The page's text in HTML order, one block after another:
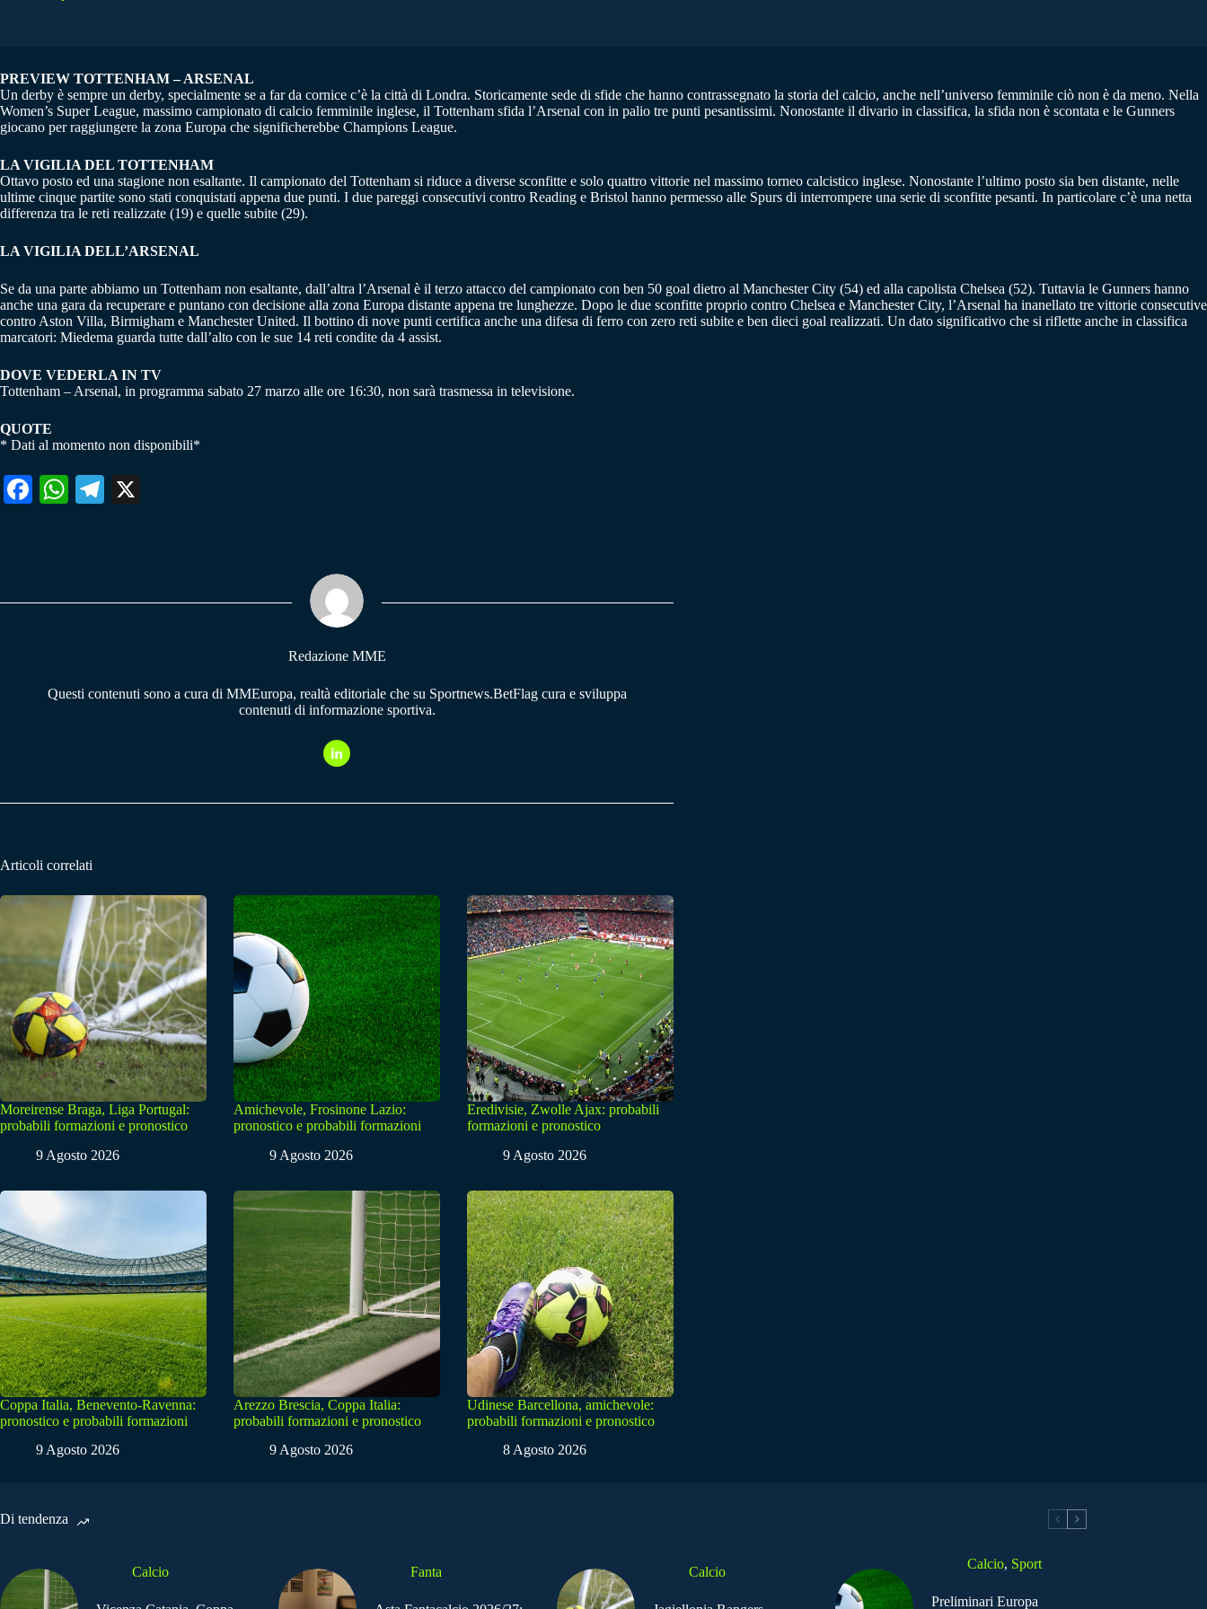
PREVIEW TOTTENHAM – ARSENAL
Un derby è sempre un derby, specialmente se a far da cornice c’è la città di Londra. Storicamente sede di sfide che hanno contrassegnato la storia del calcio, anche nell’universo femminile ciò non è da meno. Nella
Women’s Super League, massimo campionato di calcio femminile inglese, il Tottenham sfida l’Arsenal con in palio tre punti pesantissimi. Nonostante il divario in classifica, la sfida non è scontata e le Gunners
giocano per raggiungere la zona Europa che significherebbe Champions League.
LA VIGILIA DEL TOTTENHAM
Ottavo posto ed una stagione non esaltante. Il campionato del Tottenham si riduce a diverse sconfitte e solo quattro vittorie nel massimo torneo calcistico inglese. Nonostante l’ultimo posto sia ben distante, nelle
ultime cinque partite sono stati conquistati appena due punti. I due pareggi consecutivi contro Reading e Bristol hanno permesso alle Spurs di interrompere una serie di sconfitte pesanti. In particolare c’è una netta
differenza tra le reti realizzate (19) e quelle subite (29).
LA VIGILIA DELL’ARSENAL
Se da una parte abbiamo un Tottenham non esaltante, dall’altra l’Arsenal è il terzo attacco del campionato con ben 50 goal dietro al Manchester City (54) ed alla capolista Chelsea (52). Tuttavia le Gunners hanno
anche una gara da recuperare e puntano con decisione alla zona Europa distante appena tre lunghezze. Dopo le due sconfitte proprio contro Chelsea e Manchester City, l’Arsenal ha inanellato tre vittorie consecutive
contro Aston Villa, Birmigham e Manchester United. Il bottino di nove punti certifica anche una difesa di ferro con zero reti subite e ben dieci goal realizzati. Un dato significativo che si riflette anche in classifica
marcatori: Miedema guarda tutte dall’alto con le sue 14 reti condite da 4 assist.
DOVE VEDERLA IN TV
Tottenham – Arsenal, in programma sabato 27 marzo alle ore 16:30, non sarà trasmessa in televisione.
QUOTE
* Dati al momento non disponibili*
Fa W
pp
Te
m
Redazione MME
Questi contenuti sono a cura di MMEuropa, realtà editoriale che su Sportnews.BetFlag cura e sviluppa
contenuti di informazione sportiva.
Articoli correlati
Moreirense Braga, Liga Portugal:
probabili formazioni e pronostico
9 Agosto 2026
Amichevole, Frosinone Lazio:
pronostico e probabili formazioni
9 Agosto 2026
Eredivisie, Zwolle Ajax: probabili
formazioni e pronostico
9 Agosto 2026
Coppa Italia, Benevento-Ravenna:
pronostico e probabili formazioni
9 Agosto 2026
Arezzo Brescia, Coppa Italia:
probabili formazioni e pronostico
9 Agosto 2026
Udinese Barcellona, amichevole:
probabili formazioni e pronostico
8 Agosto 2026
Di tendenza
Calcio Fanta Calcio
Calcio, Sport
Preliminari Europa